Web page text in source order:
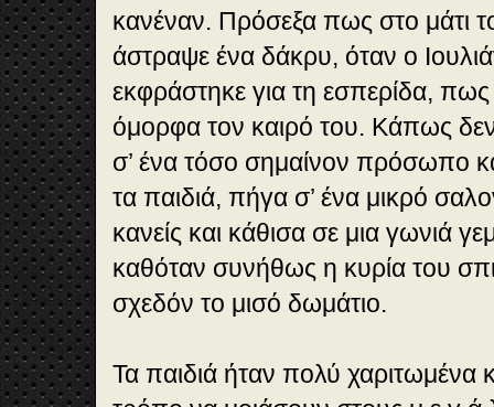
κανέναν. Πρόσεξα πως στο μάτι
άστραψε ένα δάκρυ, όταν ο
εκφράστηκε για τη εσπερίδα,
όμορφα τον καιρό του. Κάπως
σ’ ένα τόσο σημαίνον πρόσωπο
τα παιδιά, πήγα σ’ ένα μικρό
κανείς και κάθισα σε μια γωνιά
καθόταν συνήθως η κυρία του
σχεδόν το μισό δωμάτιο.
Τα παιδιά ήταν πολύ χαριτωμένα